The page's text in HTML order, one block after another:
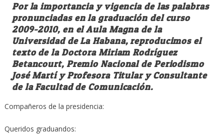
Por la importancia y vigencia de las palabras
pronunciadas en la graduación del curso
2009-2010, en el Aula Magna de la
Universidad de La Habana, reproducimos el
texto de la Doctora Miriam Rodríguez
Betancourt, Premio Nacional de Periodismo
José Martí y Profesora Titular y Consultante
de la Facultad de Comunicación.
Compañeros de la presidencia:
Queridos graduandos: